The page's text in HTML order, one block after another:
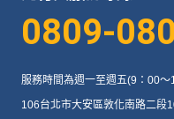
Q15
Q16
8.本保險商品內容、保險費
單條款規定為準，本簡介
9.消費者於購買前，應詳閱
率(預定附加費用率)最高
0809-
服務時間為週一至週五(9：00～
106台北市大安區敦化南路二段